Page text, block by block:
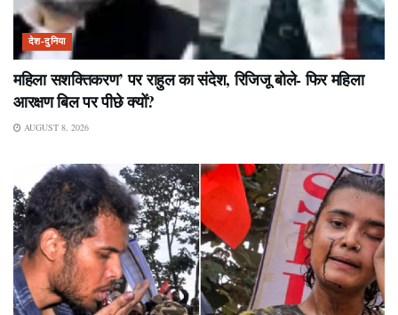
देश-दुनिया
महिला सशक्तिकरण’ पर राहुल का संदेश, रिजिजू बोले- फिर महिला
आरक्षण बिल पर पीछे क्यों?
AUGUST 8, 2026